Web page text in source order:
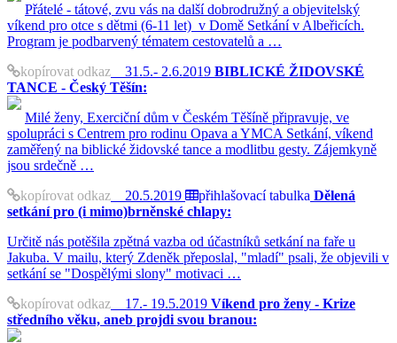
Přátelé - tátové, zvu vás na další dobrodružný a objevitelský
víkend pro otce s dětmi (6-11 let) v Domě Setkání v Albeřicích.
Program je podbarvený tématem cestovatelů a …
kopírovat odkaz 31.5.- 2.6.2019 BIBLICKÉ ŽIDOVSKÉ
TANCE - Český Těšín:
Milé ženy, Exerciční dům v Českém Těšíně připravuje, ve
spolupráci s Centrem pro rodinu Opava a YMCA Setkání, víkend
zaměřený na biblické židovské tance a modlitbu gesty. Zájemkyně
jsou srdečně …
kopírovat odkaz 20.5.2019 přihlašovací tabulka Dělená
setkání pro (i mimo)brněnské chlapy:
Určitě nás potěšila zpětná vazba od účastníků setkání na faře u
Jakuba. V mailu, který Zdeněk přeposlal, "mladí" psali, že objevili v
setkání se "Dospělými slony" motivaci …
kopírovat odkaz 17.- 19.5.2019 Víkend pro ženy - Krize
středního věku, aneb projdi svou branou: